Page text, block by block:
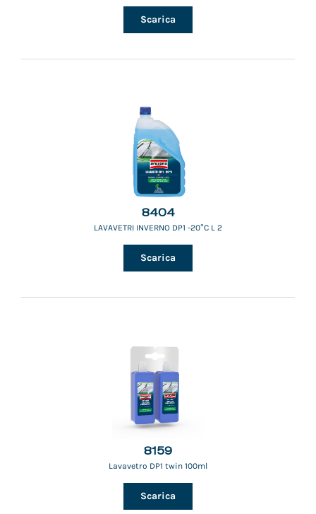
Scarica
8404
LAVAVETRI INVERNO DP1 -20°C L 2
Scarica
8159
Lavavetro DP1 twin 100ml
Scarica